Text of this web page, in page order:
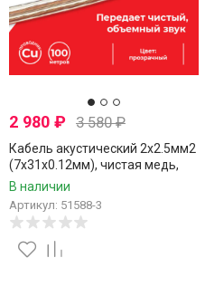
2 980 ₽ 3 580₽
Кабель акустический 2x2.5мм2
(7x31x0.12мм), чистая медь,
пластиковая катушка,
В наличии
Артикул: 51588-3